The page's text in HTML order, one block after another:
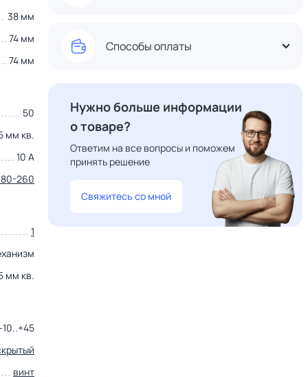
38 мм
74 мм
74 мм
50
мм кв.
10 А
260
1
мм кв.
винт
Способы оплаты
Нужно больше информации
о товаре?
Ответим на все вопросы и поможем
принять решение
Свяжитесь со мной